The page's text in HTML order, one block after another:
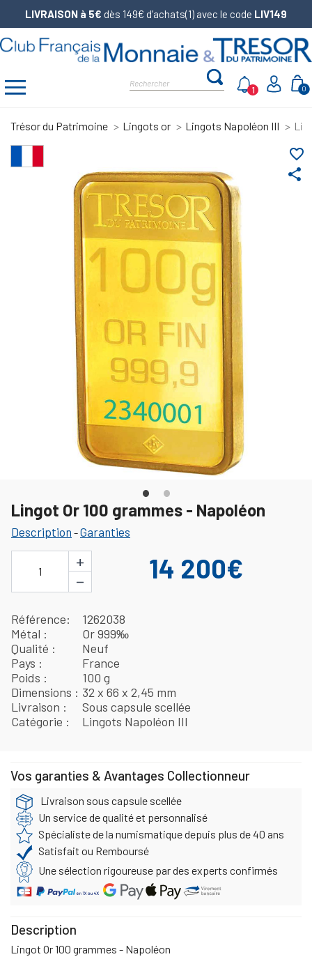
LIVRAISON à 5€ dès 149€ d’achats(1) avec le code LIV149
0
1
Trésor du Patrimoine Lingots or Lingots Napoléon III
share
favorite_border
Lingot Or 100 grammes - Napoléon
Description -Garanties
1
+
−
14 200€
Référence
1262038
Métal
Or 999‰
Qualité
Neuf
Pays
France
Poids
100 g
Dimensions
32 x 66 x 2,45 mm
Livraison
Sous capsule scellée
Catégorie
Lingots Napoléon III
Vos garanties & Avantages Collectionneur
Livraison sous capsule scellée
Un service de qualité et personnalisé
Spécialiste de la numismatique depuis plus de 40 ans
Satisfait ou Remboursé
Une sélection rigoureuse par des experts confirmés
Description
Lingot Or 100 grammes - Napoléon